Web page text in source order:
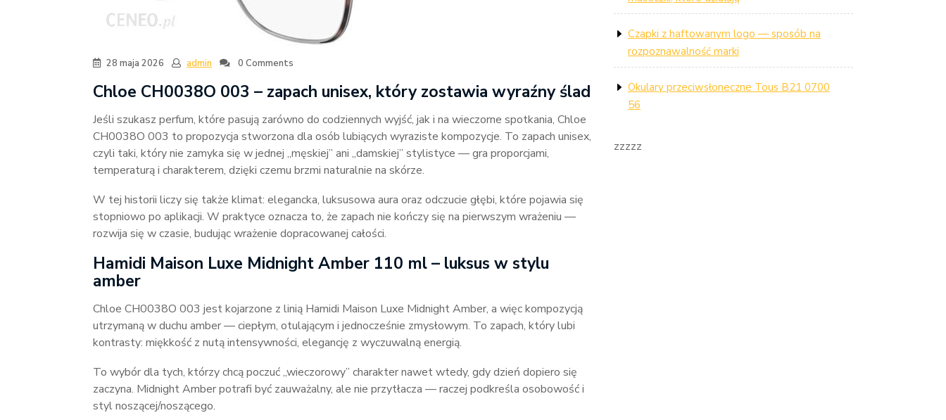
28 maja 2026 admin 0 Comments
Chloe CH0038O 003 – zapach unisex, który zostawia wyraźny ślad
Jeśli szukasz perfum, które pasują zarówno do codziennych wyjść, jak i na wieczorne spotkania, Chloe
CH0038O 003 to propozycja stworzona dla osób lubiących wyraziste kompozycje. To zapach unisex,
czyli taki, który nie zamyka się w jednej „męskiej” ani „damskiej” stylistyce — gra proporcjami,
temperaturą i charakterem, dzięki czemu brzmi naturalnie na skórze.
W tej historii liczy się także klimat: elegancka, luksusowa aura oraz odczucie głębi, które pojawia się
stopniowo po aplikacji. W praktyce oznacza to, że zapach nie kończy się na pierwszym wrażeniu —
rozwija się w czasie, budując wrażenie dopracowanej całości.
Hamidi Maison Luxe Midnight Amber 110 ml – luksus w stylu
amber
Chloe CH0038O 003 jest kojarzone z linią Hamidi Maison Luxe Midnight Amber, a więc kompozycją
utrzymaną w duchu amber — ciepłym, otulającym i jednocześnie zmysłowym. To zapach, który lubi
kontrasty: miękkość z nutą intensywności, elegancję z wyczuwalną energią.
To wybór dla tych, którzy chcą poczuć „wieczorowy” charakter nawet wtedy, gdy dzień dopiero się
zaczyna. Midnight Amber potrafi być zauważalny, ale nie przytłacza — raczej podkreśla osobowość i
styl noszącej/noszącego.
Czapki z haftowanym logo — sposób na
rozpoznawalność marki
Okulary przeciwsłoneczne Tous B21 0700
56
zzzzz